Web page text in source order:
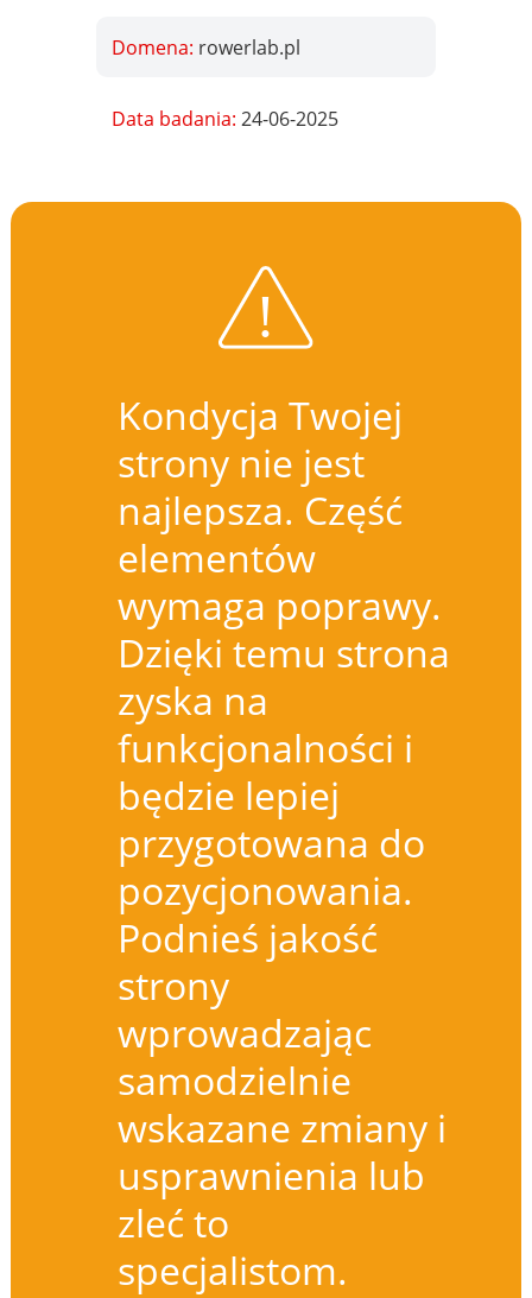
Domena: rowerlab.pl
Data badania:24-06-2025
Kondycja Twojej
strony nie jest
najlepsza. Część
elementów
wymaga poprawy.
Dzięki temu strona
zyska na
funkcjonalności i
będzie lepiej
przygotowana do
pozycjonowania.
Podnieś jakość
strony
wprowadzając
samodzielnie
wskazane zmiany i
usprawnienia lub
zleć to
specjalistom.